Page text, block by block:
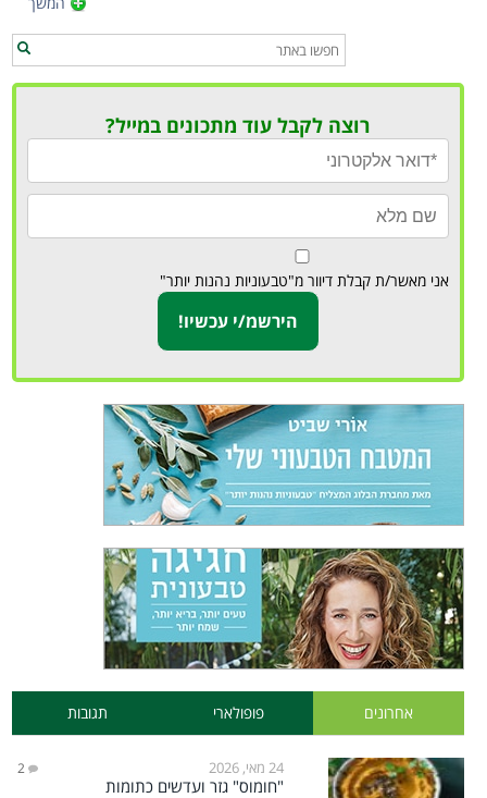
רוצה לקבל עוד מתכונים במייל?
אני מאשר/ת קבלת דיוור מ"טבעוניות נהנות יותר"
אחרונים פופולארי תגובות
24 מאי, 2026 2
"חומוס" גזר ועדשים כתומות